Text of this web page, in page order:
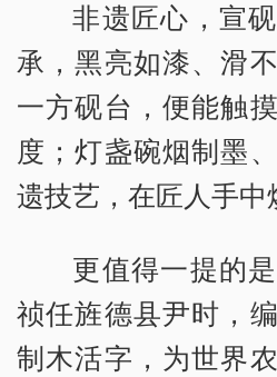
非遗匠心，宣
承，黑亮如漆、滑
一方砚台，便能触
度；灯盏碗烟制墨
遗技艺，在匠人手中
更值得一提的
祯任旌德县尹时，
制木活字，为世界